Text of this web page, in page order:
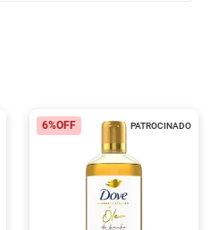
PATROCINADO
6%OFF